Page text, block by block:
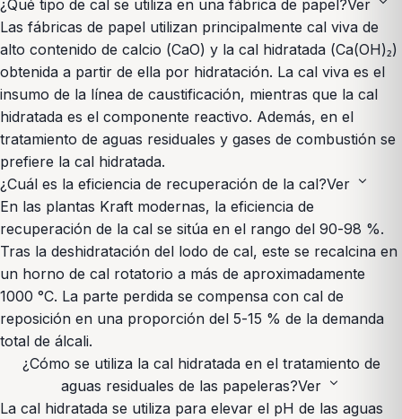
¿Qué tipo de cal se utiliza en una fábrica de papel?Ver
Las fábricas de papel utilizan principalmente cal viva de
alto contenido de calcio (CaO) y la cal hidratada (Ca(OH)₂)
obtenida a partir de ella por hidratación. La cal viva es el
insumo de la línea de caustificación, mientras que la cal
hidratada es el componente reactivo. Además, en el
tratamiento de aguas residuales y gases de combustión se
prefiere la cal hidratada.
¿Cuál es la eficiencia de recuperación de la cal?Ver expand_more
En las plantas Kraft modernas, la eficiencia de
recuperación de la cal se sitúa en el rango del 90-98 %.
Tras la deshidratación del lodo de cal, este se recalcina en
un horno de cal rotatorio a más de aproximadamente
1000 °C. La parte perdida se compensa con cal de
reposición en una proporción del 5-15 % de la demanda
total de álcali.
¿Cómo se utiliza la cal hidratada en el tratamiento de
aguas residuales de las papeleras?Ver expand_more
La cal hidratada se utiliza para elevar el pH de las aguas